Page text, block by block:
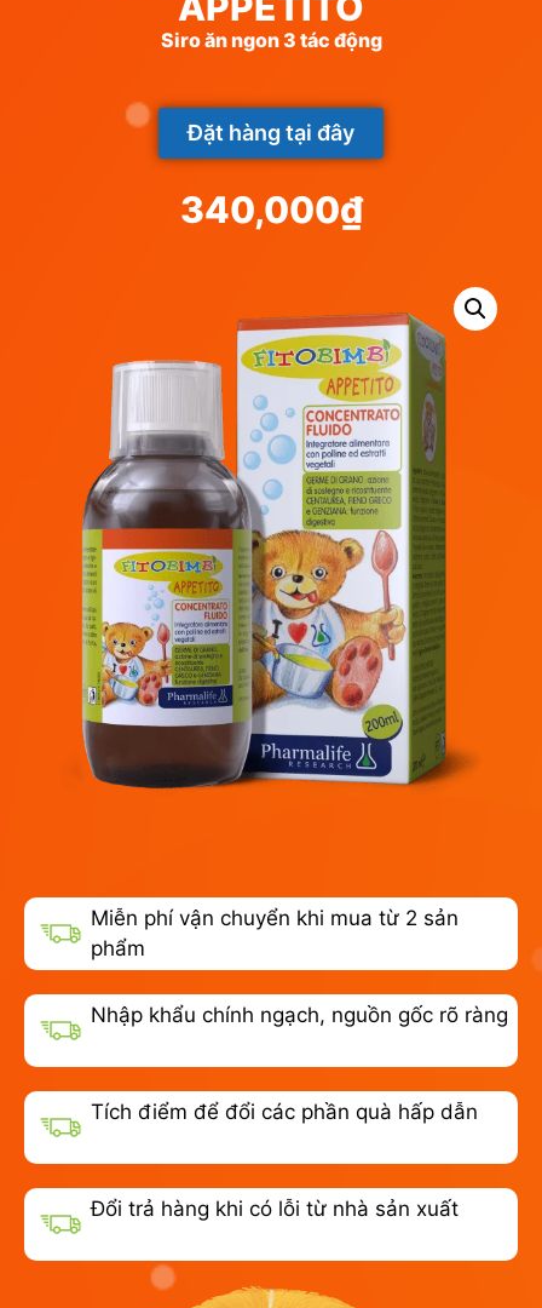
Siro ăn ngon 3 tác động
Đặt hàng tại đây
340,000₫
Miễn phí vận chuyển khi mua từ 2 sản
phẩm
Nhập khẩu chính ngạch, nguồn gốc rõ ràng
Tích điểm để đổi các phần quà hấp dẫn
Đổi trả hàng khi có lỗi từ nhà sản xuất